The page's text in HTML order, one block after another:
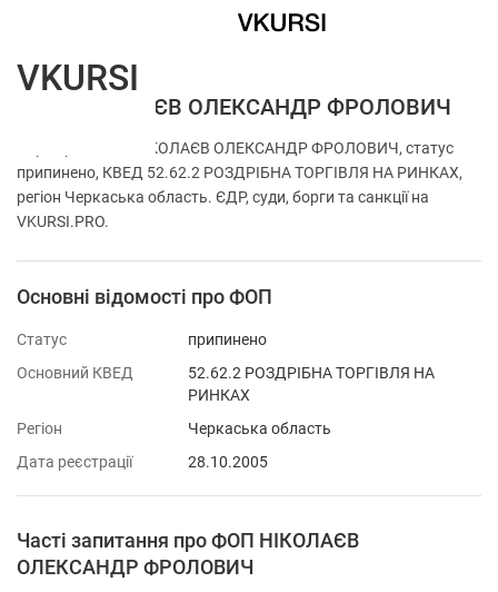
ФОП НІКОЛАЄВ ОЛЕКСАНДР ФРОЛОВИЧ
Перевірка ФОП НІКОЛАЄВ ОЛЕКСАНДР ФРОЛОВИЧ, статус
припинено, КВЕД 52.62.2 РОЗДРІБНА ТОРГІВЛЯ НА РИНКАХ,
регіон Черкаська область. ЄДР, суди, борги та санкції на
VKURSI.PRO.
Основні відомості про ФОП
Статус
припинено
Основний КВЕД
52.62.2 РОЗДРІБНА ТОРГІВЛЯ НА
РИНКАХ
Регіон
Черкаська область
Дата реєстрації
28.10.2005
Часті запитання про ФОП НІКОЛАЄВ
ОЛЕКСАНДР ФРОЛОВИЧ
VKURSI